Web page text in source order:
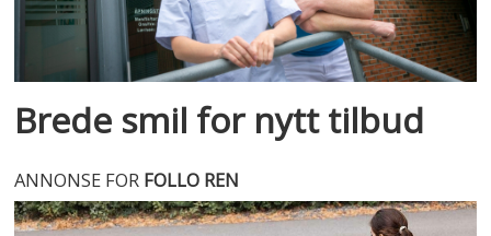
Brede smil for nytt tilbud
ANNONSE FOR FOLLO REN